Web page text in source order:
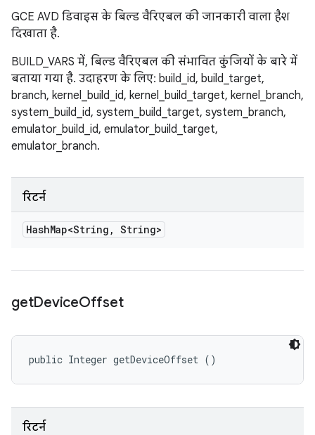
GCE AVD डिवाइस के बिल्ड वैरिएबल की जानकारी वाला हैश
दिखाता है.
BUILD_VARS में, बिल्ड वैरिएबल की संभावित कुंजियों के बारे में
बताया गया है. उदाहरण के लिए: build_id, build_target,
branch, kernel_build_id, kernel_build_target, kernel_branch,
system_build_id, system_build_target, system_branch,
emulator_build_id, emulator_build_target,
emulator_branch.
रिटर्न
HashMap<String , String>
getDeviceOffset
public Integer getDeviceOffset ()
रिटर्न